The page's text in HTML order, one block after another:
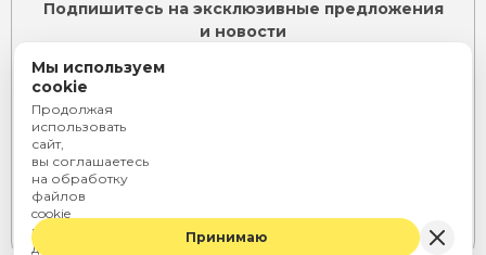
Подпишитесь на эксклюзивные предложения
и новости
Я согласен с
согласие наобработку персональных данных
Telegram
Rutube
ВКонтакте
Мы используем
cookie
Продолжая
использовать
сайт,
вы соглашаетесь
на обработку
файлов
cookie
и персональных
данных
Принимаю